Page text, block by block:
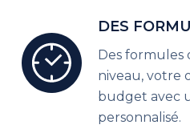
DES
Des formules
niveau, votre
budget avec
personnalisé.